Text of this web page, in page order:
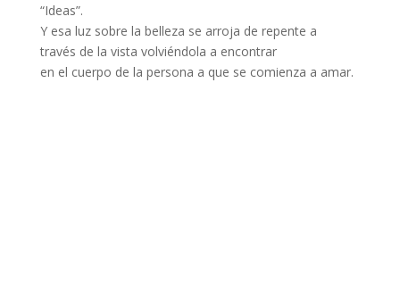
“Ideas”.
Y esa luz sobre la belleza se arroja de repente a
través de la vista volviéndola a encontrar
en el cuerpo de la persona a que se comienza a amar.